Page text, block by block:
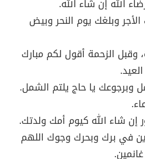
الله إن شاء الله.
وبلغك يوم النحر وبيض
وقبل الزحمة أقول لكم مبارك
وبرجوعك يا حاج يلتم الشمل.
إن شاء الله كيوم أمك ولدتك.
في برك وبحرك وجوك اللهم